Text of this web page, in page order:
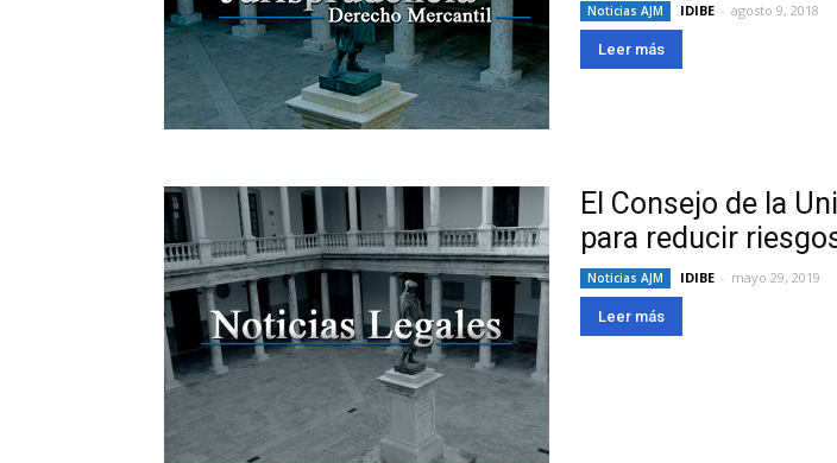
Noticias AJM IDIBE - agosto 9, 2018
Leer más
El Consejo de la
para reducir
Noticias AJM IDIBE - mayo 29, 2019
Leer más